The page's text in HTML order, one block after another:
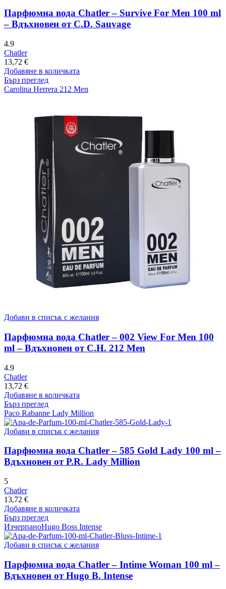
Парфюмна вода Chatler – Survive For Men 100 ml
– Вдъхновен от C.D. Sauvage
4.9
Chatler
13,72 €
Добавяне в количката
Бърз преглед
Carolina Herrera 212 Men
Добави в списък с желания
Парфюмна вода Chatler – 002 View For Men 100
ml – Вдъхновен от C.H. 212 Men
4.9
Chatler
13,72 €
Добавяне в количката
Бърз преглед
Paco Rabanne Lady Million
Добави в списък с желания
Парфюмна вода Chatler – 585 Gold Lady 100 ml –
Вдъхновен от P.R. Lady Million
5
Chatler
13,72 €
Добавяне в количката
Бърз преглед
ИзчерпаноHugo Boss Intense
Добави в списък с желания
Парфюмна вода Chatler – Intime Woman 100 ml –
Вдъхновен от Hugo B. Intense